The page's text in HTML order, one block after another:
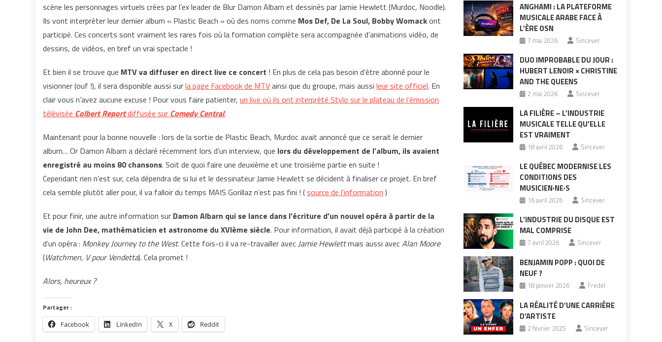
scène les personnages virtuels crées par l’ex leader de Blur Damon Albarn et dessinés par Jamie Hewlett (Murdoc, Noodle).
Ils vont interpréter leur dernier album « Plastic Beach » où des noms comme Mos Def, De La Soul, Bobby Womackont
participé. Ces concerts sont vraiment les rares fois où la formation complète sera accompagnée d’animations vidéo, de
dessins, de vidéos, en bref un vrai spectacle !
Et bien il se trouve que MTV va diffuser en direct live ce concert ! En plus de cela pas besoin d’être abonné pour le
visionner (ouf !), il sera disponible aussi surla page Facebook de MTVainsi que du groupe, mais aussi leur site officiel. En
clair vous n’avez aucune excuse ! Pour vous faire patienter, un live où ils ont interprété Stylo sur le plateau de l’émission
télévisée Colbert Reportdiffusée sur Comedy Central.
Maintenant pour la bonne nouvelle : lors de la sortie de Plastic Beach, Murdoc avait annoncé que ce serait le dernier
album… Or Damon Albarn a déclaré récemment lors d’un interview, que lors du développement de l’album, ils avaient
enregistré au moins 80 chansons. Soit de quoi faire une deuxième et une troisième partie en suite !
Cependant rien n’est sur, cela dépendra de si lui et le dessinateur Jamie Hewlett se décident à finaliser ce projet. En bref
cela semble plutôt aller pour, il va falloir du temps MAIS Gorillaz n’est pas fini ! (source de l’information )
Et pour finir, une autre information sur Damon Albarn qui se lance dans l’écriture d’un nouvel opéra à partir de la
vie de John Dee, mathématicien et astronome du XVIème siècle. Pour information, il avait déjà participé à la création
d’un opéra : Monkey Journey to the West. Cette fois-ci il va re-travailler avecJamie Hewlettmais aussi avecAlan Moore
(Watchmen, V pour Vendetta). Cela promet !
Alors, heureux ?
Partager :
Facebook LinkedIn X Reddit
ANGHAMI : LA PLATEFORME
MUSICALE ARABE FACE À
L’ÈRE OSN
7 mai 2026 Sincever
DUO IMPROBABLE DU JOUR :
HUBERT LENOIR × CHRISTINE
AND THE QUEENS
2 mai 2026 Sincever
LA FILIÈRE – L’INDUSTRIE
MUSICALE TELLE QU’ELLE
EST VRAIMENT
18 avril 2026 Sincever
LE QUÉBEC MODERNISE LES
CONDITIONS DES
MUSICIEN·NE·S
16 avril 2026 Sincever
L’INDUSTRIE DU DISQUE EST
MAL COMPRISE
7 avril 2026 Sincever
BENJAMIN POPP : QUOI DE
NEUF ?
18 janvier 2026 Fredel
LA RÉALITÉ D’UNE CARRIÈRE
D’ARTISTE
2 février 2025 Sincever